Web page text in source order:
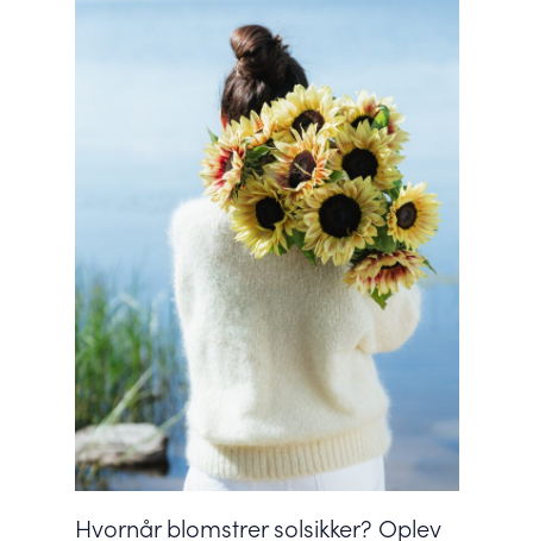
Hvornår blomstrer solsikker? Oplev